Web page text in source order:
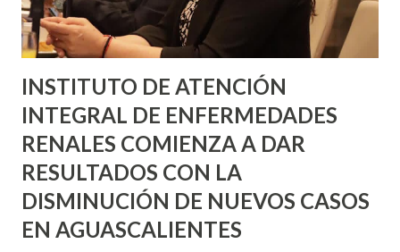
INSTITUTO DE ATENCIÓN
INTEGRAL DE ENFERMEDADES
RENALES COMIENZA A DAR
RESULTADOS CON LA
DISMINUCIÓN DE NUEVOS CASOS
EN AGUASCALIENTES